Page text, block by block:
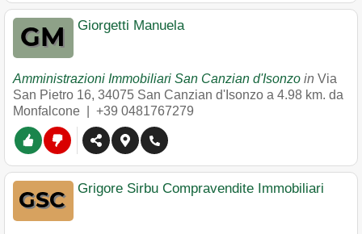
Giorgetti Manuela
Amministrazioni Immobiliari San Canzian d'Isonzo in Via
San Pietro 16, 34075 San Canzian d'Isonzo a 4.98 km. da
Monfalcone | +39 0481767279
Grigore Sirbu Compravendite Immobiliari